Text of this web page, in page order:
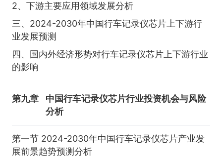
2、下游主要应用领域发展分析
三、2024-2030年中国行车记录仪芯片上下游行
业发展预测
四、国内外经济形势对行车记录仪芯片上下游行业
的影响
第九章
中国行车记录仪芯片行业投资机会与风险
分析
第一节 2024-2030年中国行车记录仪芯片产业发
展前景趋势预测分析